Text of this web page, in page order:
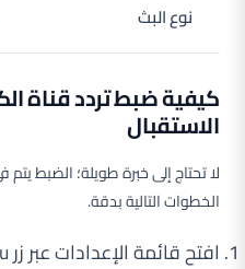
نوع البث
كيفية ضبط تردد قناة
الاستقبال
لا تحتاج إلى خبرة طويلة؛ الضبط
الخطوات التالية بدقة.